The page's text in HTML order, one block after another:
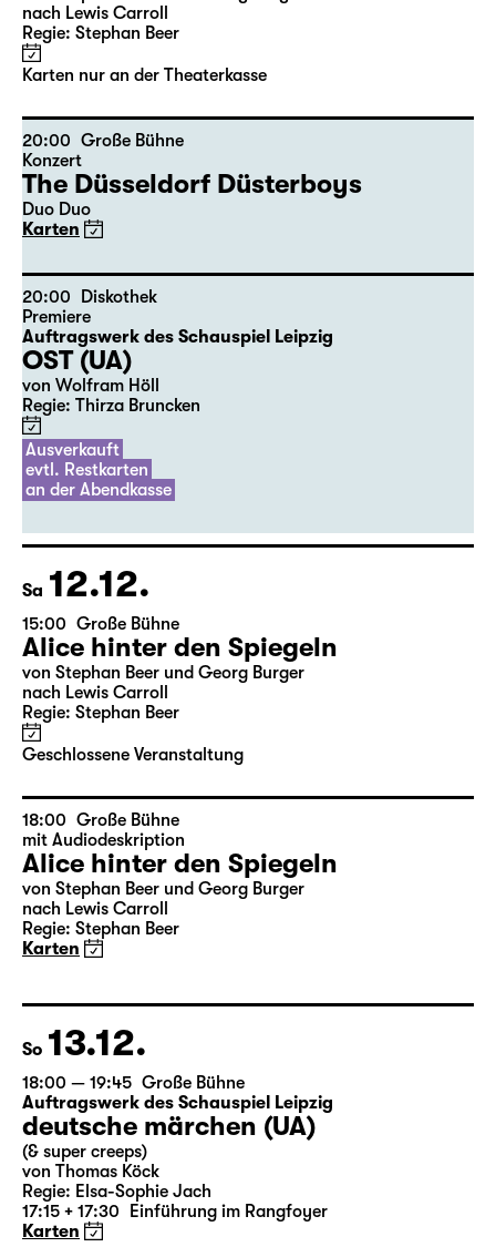
10:00 Große Bühne
mit Audiodeskription
Alice hinter den Spiegeln
von Stephan Beer und Georg Burger
Regie: Stephan Beer
Karten nur an der Theaterkasse
20:00
Große Bühne
The Düsseldorf Düsterboys
Duo Duo
Karten
20:00 Diskothek
Premiere
Auftragswerk des Schauspiel Leipzig
OST (UA)
von Wolfram Höll
Regie: Thirza Bruncken
Ausverkauft
evtl. Restkarten
an der Abendkasse
Sa 12.12.
15:00 Große Bühne
Alice hinter den Spiegeln
von Stephan Beer und Georg Burger
Regie: Stephan Beer
Geschlossene Veranstaltung
18:00
Große Bühne
mit Audiodeskription
Alice hinter den Spiegeln
Regie: Stephan Beer
Karten
So 13.12.
18:00 — 19:45 Große Bühne
Auftragswerk des Schauspiel Leipzig
deutsche märchen (UA)
(& super creeps)